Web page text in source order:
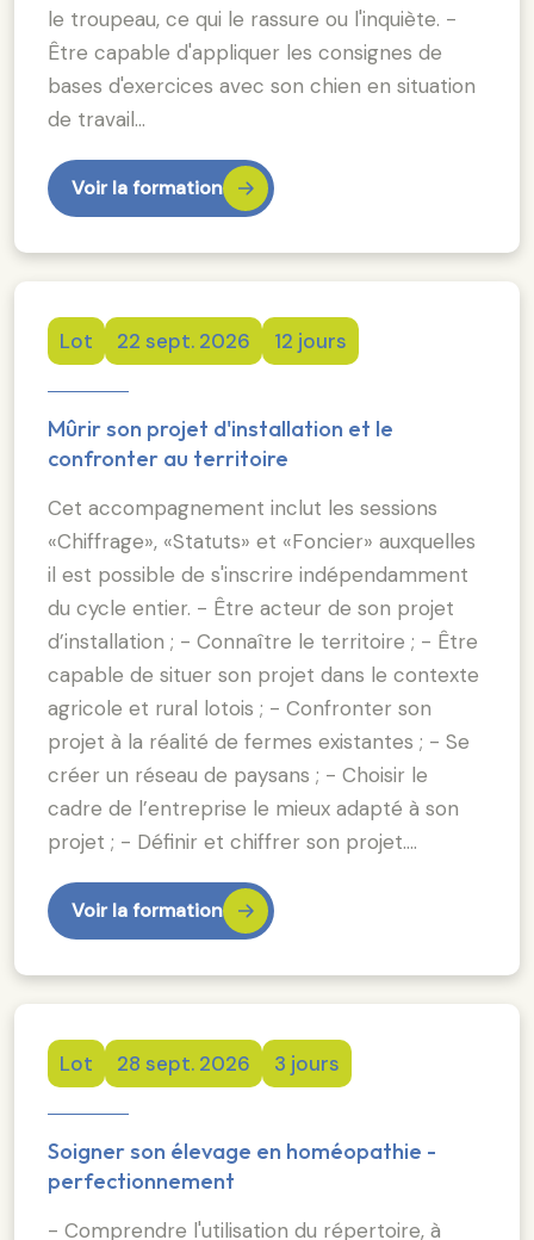
le troupeau, ce qui le rassure ou l'inquiète. -
Être capable d'appliquer les consignes de
bases d'exercices avec son chien en situation
de travail…
Voir la formation
Lot 22 sept. 2026 12 jours
Mûrir son projet d'installation et le
confronter au territoire
Cet accompagnement inclut les sessions
«Chiffrage», «Statuts» et «Foncier» auxquelles
il est possible de s'inscrire indépendamment
du cycle entier. - Être acteur de son projet
d’installation ; - Connaître le territoire ; - Être
capable de situer son projet dans le contexte
agricole et rural lotois ; - Confronter son
projet à la réalité de fermes existantes ; - Se
créer un réseau de paysans ; - Choisir le
cadre de l’entreprise le mieux adapté à son
projet ; - Définir et chiffrer son projet.…
Voir la formation
Lot 28 sept. 2026 3 jours
Soigner son élevage en homéopathie -
perfectionnement
- Comprendre l'utilisation du répertoire, à